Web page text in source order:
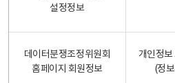
설정정보
데이터분쟁조정위원회
홈페이지 회원정보
개인정
(정